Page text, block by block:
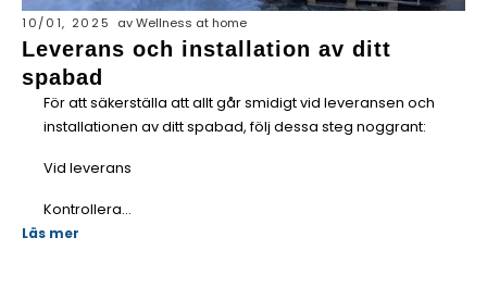
10/01, 2025 av Wellness at home
Leverans och installation av ditt
spabad
För att säkerställa att allt går smidigt vid leveransen och
installationen av ditt spabad, följ dessa steg noggrant:
Vid leverans
Kontrollera...
Läs mer